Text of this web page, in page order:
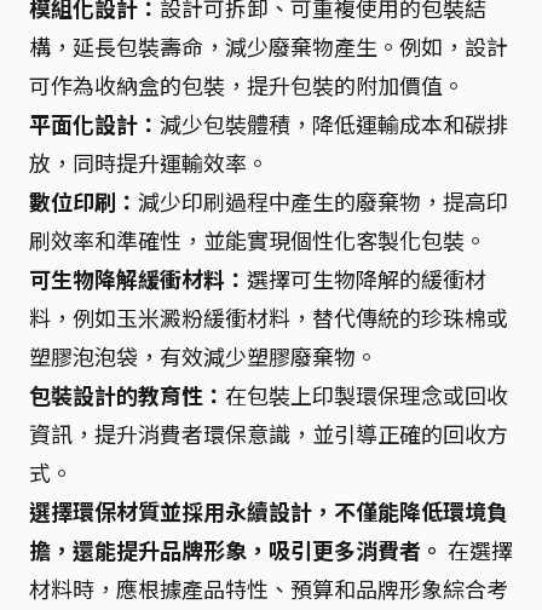
模組化設計： 設計可拆卸、可重複使用的包裝結
構，延長包裝壽命，減少廢棄物產生。例如，設計
可作為收納盒的包裝，提升包裝的附加價值。
平面化設計： 減少包裝體積，降低運輸成本和碳排
放，同時提升運輸效率。
數位印刷： 減少印刷過程中產生的廢棄物，提高印
刷效率和準確性，並能實現個性化客製化包裝。
可生物降解緩衝材料： 選擇可生物降解的緩衝材
料，例如玉米澱粉緩衝材料，替代傳統的珍珠棉或
塑膠泡泡袋，有效減少塑膠廢棄物。
包裝設計的教育性： 在包裝上印製環保理念或回收
資訊，提升消費者環保意識，並引導正確的回收方
式。
選擇環保材質並採用永續設計，不僅能降低環境負
擔，還能提升品牌形象，吸引更多消費者。 在選擇
材料時，應根據產品特性、預算和品牌形象綜合考